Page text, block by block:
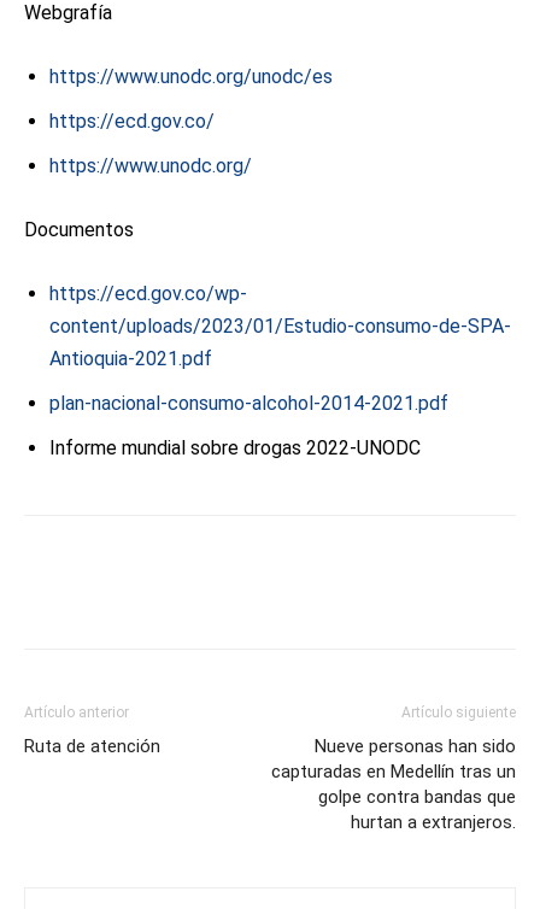
Webgrafía
https://www.unodc.org/unodc/es
https://ecd.gov.co/
https://www.unodc.org/
Documentos
https://ecd.gov.co/wp-
content/uploads/2023/01/Estudio-consumo-de-SPA-
Antioquia-2021.pdf
plan-nacional-consumo-alcohol-2014-2021.pdf
Informe mundial sobre drogas 2022-UNODC
Artículo anterior
Ruta de atención
Artículo siguiente
Nueve personas han sido
capturadas en Medellín tras un
golpe contra bandas que
hurtan a extranjeros.